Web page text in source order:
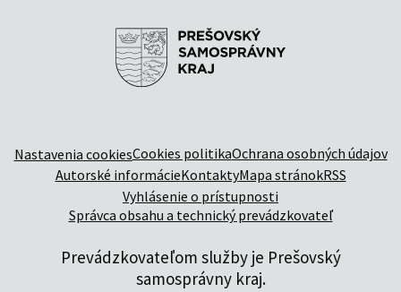
Nastavenia cookiesCookies politikaOchrana osobných údajov
Autorské informácieKontaktyMapa stránokRSS
Vyhlásenie o prístupnosti
Správca obsahu a technický prevádzkovateľ
Prevádzkovateľom služby je Prešovský
samosprávny kraj.